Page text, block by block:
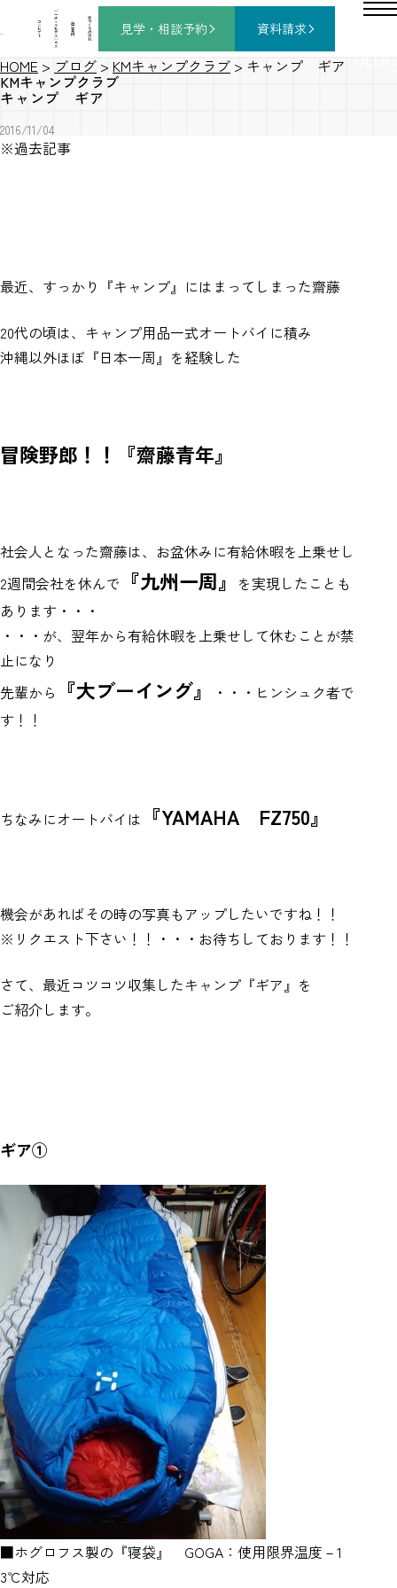
コ
ン
セ
プ
ト
バ
ー
チ
ャ
ル
モ
デ
ル
ハ
ウ
ス
施
工
事
例
家
づ
く
り
の
流
れ
見学・相談予約 資料請求
HOME > ブログ > KMキャンプクラブ > キャンプ ギア
KMキャンプクラブ
キャンプ ギア
2016/11/04
※過去記事
最近、すっかり『キャンプ』にはまってしまった齋藤
20代の頃は、キャンプ用品一式オートバイに積み
沖縄以外ほぼ『日本一周』を経験した
冒険野郎！！『齋藤青年』
社会人となった齋藤は、お盆休みに有給休暇を上乗せし
2週間会社を休んで 『九州一周』
を実現したことも
あります・・・
・・・が、翌年から有給休暇を上乗せして休むことが禁
止になり
先輩から
『大ブーイング』
・・・ヒンシュク者で
す！！
ちなみにオートバイは 『YAMAHA FZ750』
機会があればその時の写真もアップしたいですね！！
※リクエスト下さい！！・・・お待ちしております！！
さて、最近コツコツ収集したキャンプ『ギア』を
ご紹介します。
ギア①
■ホグロフス製の『寝袋』 GOGA：使用限界温度－1
3℃対応